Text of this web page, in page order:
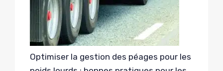
Optimiser la gestion des péages pour les